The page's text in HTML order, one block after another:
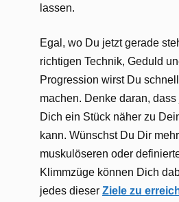
lassen.
Egal, wo Du jetzt gerade
richtigen Technik, Geduld
Progression wirst Du
machen. Denke daran,
Dich ein Stück näher zu
kann. Wünschst Du Dir
muskulöseren oder
Klimmzüge können Dich
jedes dieser Ziele zu